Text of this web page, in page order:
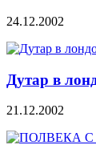
24.12.2002
Дутар в
21.12.2002